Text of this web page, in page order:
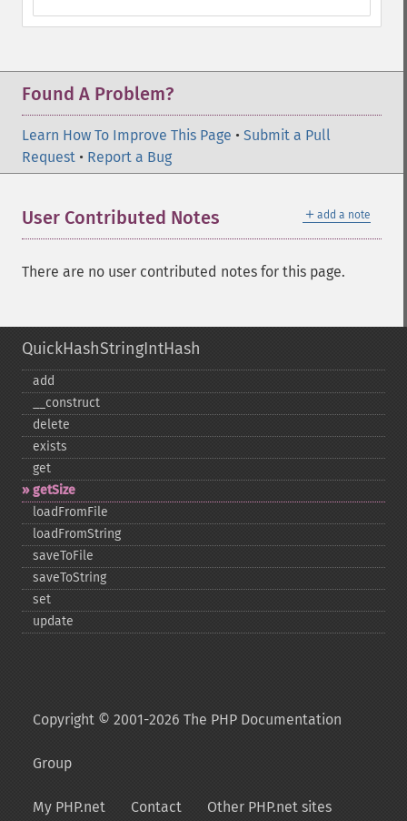
Found A Problem?
Learn How To Improve This Page • Submit a Pull
Request • Report a Bug
＋ add a note
User Contributed Notes
There are no user contributed notes for this page.
QuickHashStringIntHash
add
_​_​construct
delete
exists
get
getSize
loadFromFile
loadFromString
saveToFile
saveToString
set
update
Copyright © 2001-2026 The PHP Documentation
Group
My PHP.net Contact Other PHP.net sites